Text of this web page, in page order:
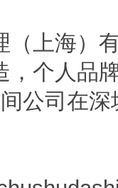
（上海）
，个人品
公司在